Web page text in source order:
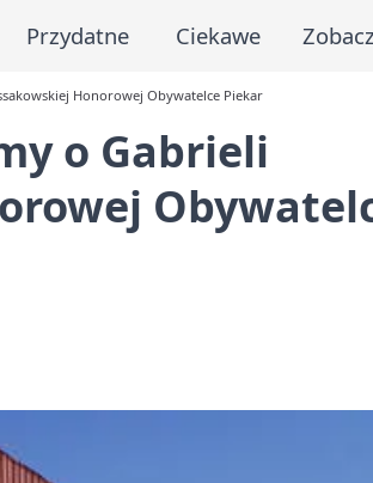
Przydatne Ciekawe Zobacz
Honorowej Obywatelce Piekar
o Gabrieli